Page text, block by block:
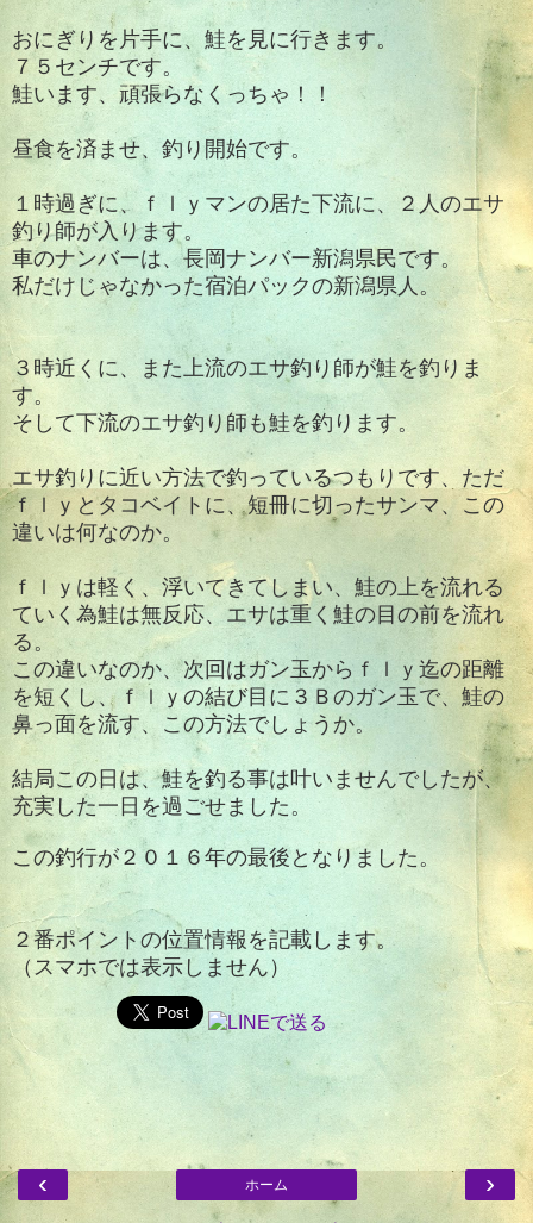
おにぎりを片手に、鮭を見に行きます。
７５センチです。
鮭います、頑張らなくっちゃ！！
昼食を済ませ、釣り開始です。
１時過ぎに、ｆｌｙマンの居た下流に、２人のエサ
釣り師が入ります。
車のナンバーは、長岡ナンバー新潟県民です。
私だけじゃなかった宿泊パックの新潟県人。
３時近くに、また上流のエサ釣り師が鮭を釣りま
す。
そして下流のエサ釣り師も鮭を釣ります。
エサ釣りに近い方法で釣っているつもりです、ただ
ｆｌｙとタコベイトに、短冊に切ったサンマ、この
違いは何なのか。
ｆｌｙは軽く、浮いてきてしまい、鮭の上を流れる
ていく為鮭は無反応、エサは重く鮭の目の前を流れ
る。
この違いなのか、次回はガン玉からｆｌｙ迄の距離
を短くし、ｆｌｙの結び目に３Ｂのガン玉で、鮭の
鼻っ面を流す、この方法でしょうか。
結局この日は、鮭を釣る事は叶いませんでしたが、
充実した一日を過ごせました。
この釣行が２０１６年の最後となりました。
２番ポイントの位置情報を記載します。
（スマホでは表示しません）
‹ ›
ホーム